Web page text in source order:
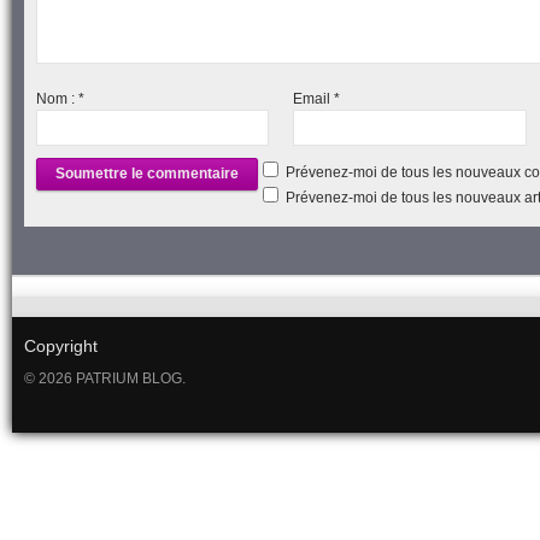
Nom : * Email*
Prévenez-moi de tous les nouveaux
Prévenez-moi de tous les nouveaux
Copyright
© 2026 PATRIUM BLOG.